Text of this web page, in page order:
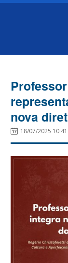
nova
18/07/2025 10:41